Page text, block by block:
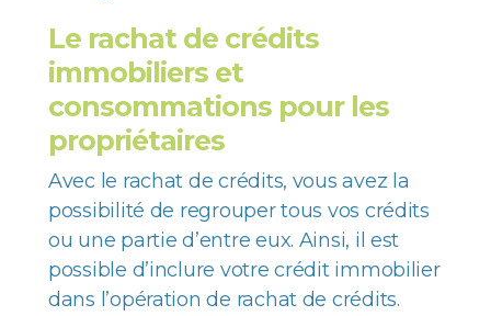
Le rachat de crédits
immobiliers et
consommations pour les
propriétaires
Avec le rachat de crédits, vous avez la
possibilité de regrouper tous vos crédits
ou une partie d’entre eux. Ainsi, il est
possible d’inclure votre crédit immobilier
dans l’opération de rachat de crédits.